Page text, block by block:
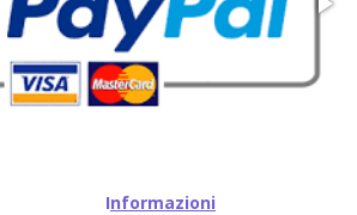
Informazioni